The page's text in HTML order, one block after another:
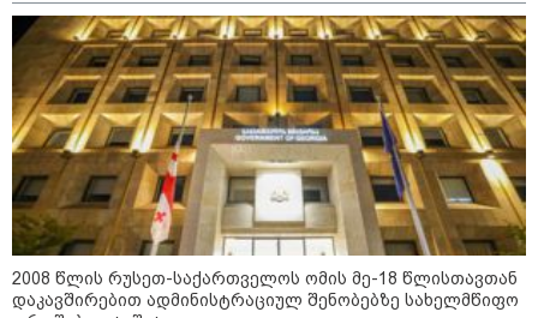
მოიტანს. გაიზრდება ინტერესი შემოქმედებითი საქმიანობისა
და კულტურული ღონისძიებების მიმართ. საღამო
განსაკუთრებით ხელსაყრელია საყვარელ ადამიანებთან
დროის გასატარებლად და თბილი, გულახდილი
საუბრებისთვის.
აგვისტო აგარაკზე: ეს 5 საქმე
2008 წლის რუსეთ-საქართველოს ომის მე-18 წლისთავთან
დაკავშირებით ადმინისტრაციულ შენობებზე სახელმწიფო